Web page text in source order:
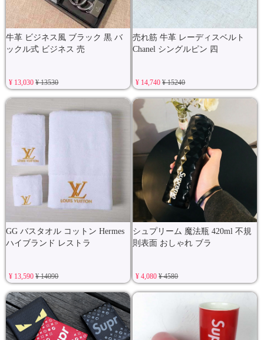
牛革 ビジネス風 ブラック 黒 バ
ックル式 ビジネス 売
¥ 13,030¥ 13530
売れ筋 牛革 レーディスベルト
Chanel シングルピン 四
¥ 14,740¥ 15240
GG バスタオル コットン Hermes
ハイブランド レストラ
¥ 13,590¥ 14090
シュプリーム 魔法瓶 420ml 不規
則表面 おしゃれ ブラ
¥ 4,080¥ 4580